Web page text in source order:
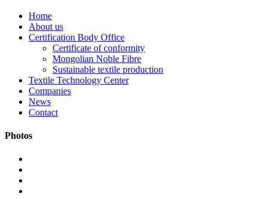
Home
About us
Certification Body Office
Certificate of conformity
Mongolian Noble Fibre
Sustainable textile production
Textile Technology Center
Companies
News
Contact
Photos